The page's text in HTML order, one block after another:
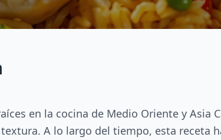
en la cocina de Medio Oriente y Asia
A lo largo del tiempo, esta receta